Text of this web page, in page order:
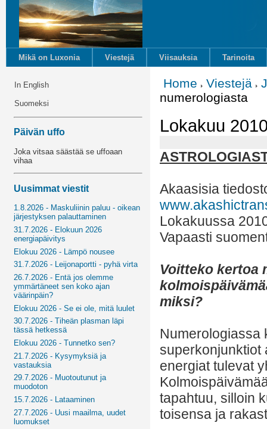
Mikä on Luxonia Viestejä Viisauksia Tarinoita
In English
Suomeksi
Päivän uffo
Joka vitsaa säästää se uffoaan
vihaa
Uusimmat viestit
1.8.2026 - Maskuliinin paluu - oikean
järjestyksen palauttaminen
31.7.2026 - Elokuun 2026
energiapäivitys
Elokuu 2026 - Lämpö nousee
31.7.2026 - Leijonaportti - pyhä virta
26.7.2026 - Entä jos olemme
ymmärtäneet sen koko ajan
väärinpäin?
Elokuu 2026 - Se ei ole, mitä luulet
30.7.2026 - Tiheän plasman läpi
tässä hetkessä
Elokuu 2026 - Tunnetko sen?
21.7.2026 - Kysymyksiä ja
vastauksia
29.7.2026 - Muotoutunut ja
muodoton
15.7.2026 - Lataaminen
27.7.2026 - Uusi maailma, uudet
luomukset
Home Viestejä
numerologiasta
Lokakuu
Akaasisia
Lokakuussa
Vapaasti
Voitteko kertoa
miksi?
Numerologiassa
superkonjunktiot
energiat tulevat
tapahtuu, silloin
toisensa ja